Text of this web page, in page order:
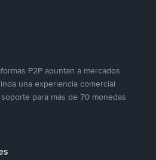
P2P apuntan a mercados
una experiencia comercial
para más de 70 monedas